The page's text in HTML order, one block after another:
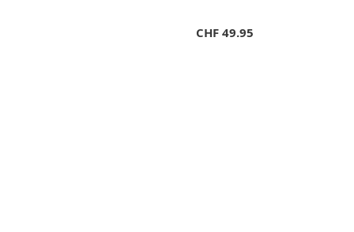
CHF 49.95